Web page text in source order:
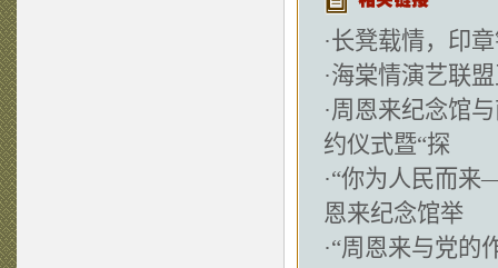
·长凳载情，印
·海棠情演艺联
·周恩来纪念馆
约仪式暨“探
·“你为人民而来
恩来纪念馆举
·“周恩来与党的